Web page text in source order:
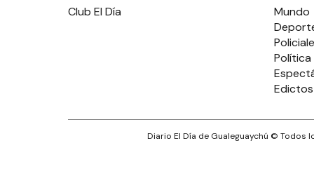
Club El Día
Mundo
Política
Edictos
Diario El Día de Gualeguaychú © Todos